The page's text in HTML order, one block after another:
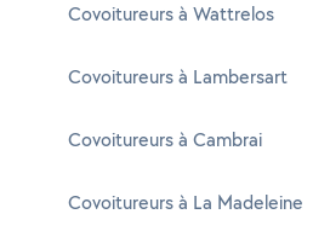
Covoitureurs à Wattrelos
Covoitureurs à Lambersart
Covoitureurs à Cambrai
Covoitureurs à La Madeleine